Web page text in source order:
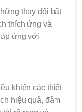
thay đổi bất
thích ứng và
ứng với
khiển các thiết
hiệu quả, đảm